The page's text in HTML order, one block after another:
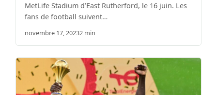
MetLife Stadium d’East Rutherford, le 16 juin. Les
fans de football suivent…
novembre 17, 20232 min